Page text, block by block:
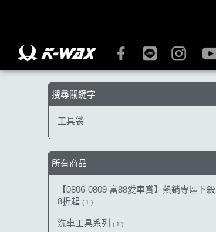
搜尋關鍵字
工具袋
所有商品
【0806-0809 富88愛車賞】熱銷專區下殺
8折起 ( 1 )
洗車工具系列 ( 1 )